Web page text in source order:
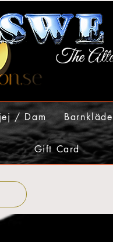
/ Dam
Gift Card